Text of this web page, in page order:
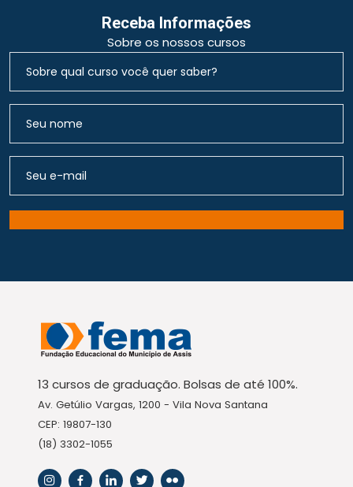
Receba Informações
Sobre os nossos cursos
13 cursos de graduação. Bolsas de até 100%.
Av. Getúlio Vargas, 1200 - Vila Nova Santana
CEP: 19807-130
(18) 3302-1055